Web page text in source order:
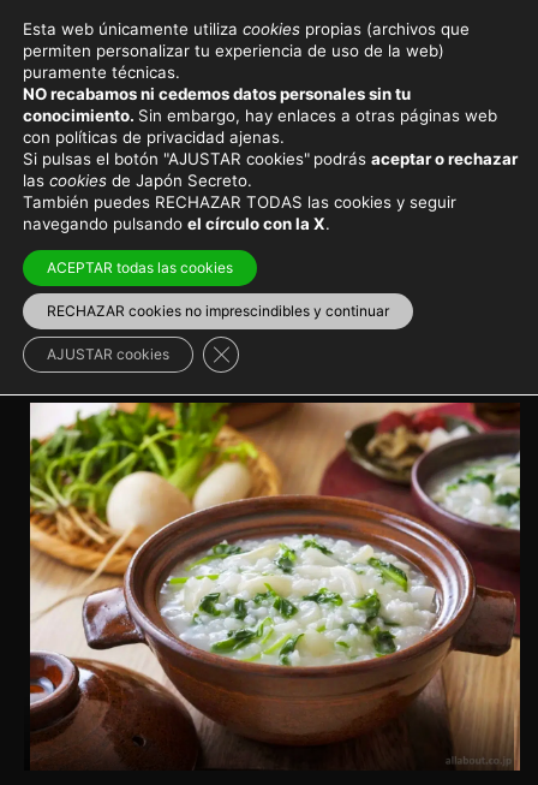
Cultura y sociedad
La sopa depurativa
japonesa de las siete
hierbas
Una comida ritual reservada para el 7 de enero y que
se supone que proporciona salud y buena suerte a
quien la realiza.
Cultura japonesa > Año Nuevo en Japón
Esta web únicamente utiliza cookies propias (archivos que
permiten personalizar tu experiencia de uso de la web)
puramente técnicas.
NO recabamos ni cedemos datos personales sin tu
conocimiento. Sin embargo, hay enlaces a otras páginas web
con políticas de privacidad ajenas.
Si pulsas el botón "AJUSTAR cookies" podrás aceptar o rechazar
las cookies de Japón Secreto.
También puedes RECHAZAR TODAS las cookies y seguir
navegando pulsando el círculo con la X.
ACEPTAR todas las cookies
RECHAZAR cookies no imprescindibles y continuar
AJUSTAR cookies Cerrar el banner de cookies RGPD